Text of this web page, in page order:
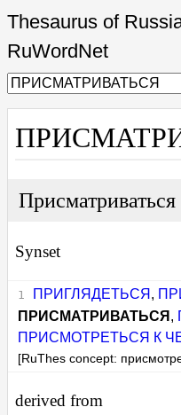
Thesaurus of
RuWordNet
Присматриваться
Synset
ПРИГЛЯДЕТЬСЯ ,
ПРИСМАТРИВАТЬСЯ ,
ПРИСМОТРЕТЬСЯ К
[RuThes concept:
derived from